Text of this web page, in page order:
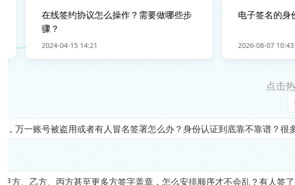
在线签约协议怎么操作？需要做哪些步
骤？
2024-04-15 14:21
电子签名的身
2026-08-07 10:43
点击
万一账号被盗用或者有人冒名签署怎么办？身份认证到底靠不靠谱？
方、乙方、丙方甚至更多方签字盖章，怎么安排顺序才不会乱？有人